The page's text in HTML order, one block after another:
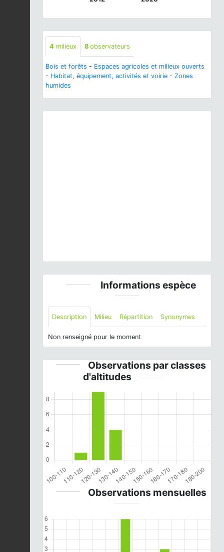
4 milieux 8 observateurs
Bois et forêts - Espaces agricoles et milieux ouverts
- Habitat, équipement, activités et voirie - Zones
humides
Informations espèce
Description Milieu Répartition Synonymes
Non renseigné pour le moment
Observations par classes
d'altitudes
Observations mensuelles